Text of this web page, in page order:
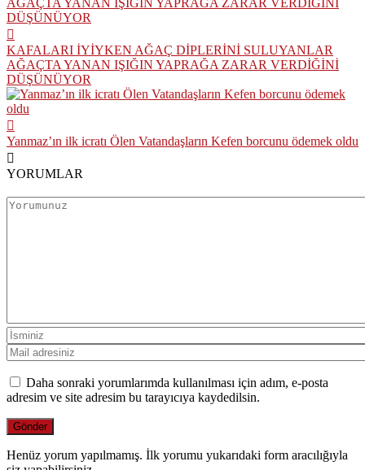
KAFALARI İYİYKEN AĞAÇ DİPLERİNİ SULUYANLAR
AĞAÇTA YANAN IŞIĞIN YAPRAĞA ZARAR VERDİĞİNİ
DÜŞÜNÜYOR
Yanmaz’ın ilk icratı Ölen Vatandaşların Kefen borcunu ödemek oldu
YORUMLAR
Daha sonraki yorumlarımda kullanılması için adım, e-posta
adresim ve site adresim bu tarayıcıya kaydedilsin.
Henüz yorum yapılmamış. İlk yorumu yukarıdaki form aracılığıyla